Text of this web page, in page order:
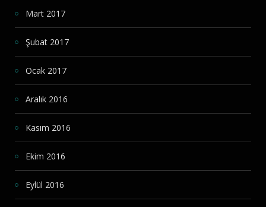
Mart 2017
Şubat 2017
Ocak 2017
Aralık 2016
Kasım 2016
Ekim 2016
Eylül 2016